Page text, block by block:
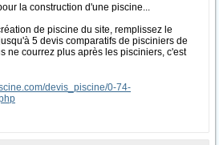
la construction d'une piscine...
de piscine du site, remplissez le
5 devis comparatifs de pisciniers de
ne courrez plus après les pisciniers, c'est
devis_piscine/0-74-